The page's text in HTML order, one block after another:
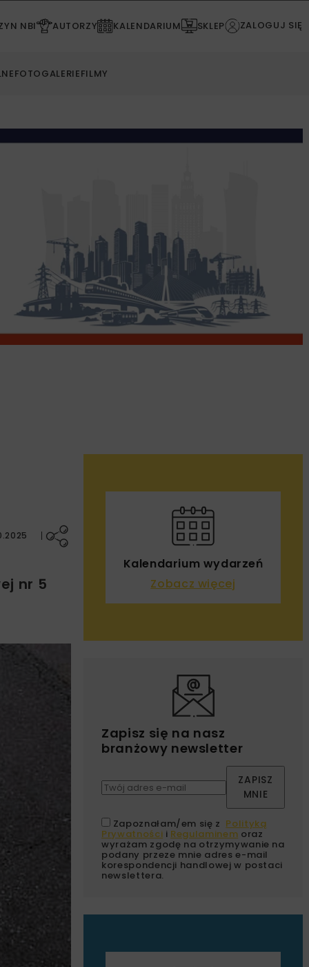
NBI AUTORZY KALENDARIUM SKLEP ZALOGUJ SIĘ
FOTOGALERIEFILMY
nr 5
Kalendarium wydarzeń
Zobacz więcej
Zapisz się na nasz
branżowy newsletter
ZAPISZ
MNIE
Zapoznałam/em się z Polityką
Prywatności i Regulaminem oraz
wyrażam zgodę na otrzymywanie na
podany przeze mnie adres e-mail
korespondencji handlowej w postaci
newslettera.